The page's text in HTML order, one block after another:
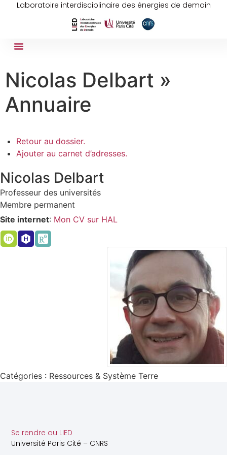
Laboratoire interdisciplinaire des énergies de demain
Nicolas Delbart »
Annuaire
Retour au dossier.
Ajouter au carnet d’adresses.
Nicolas Delbart
Professeur des universités
Membre permanent
Site internet: Mon CV sur HAL
Catégories : Ressources & Système Terre
Se rendre au LIED
Université Paris Cité – CNRS